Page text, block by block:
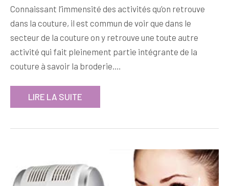
Connaissant l’immensité des activités qu’on retrouve
dans la couture, il est commun de voir que dans le
secteur de la couture on y retrouve une toute autre
activité qui fait pleinement partie intégrante de la
couture à savoir la broderie.…
LIRE LA SUITE